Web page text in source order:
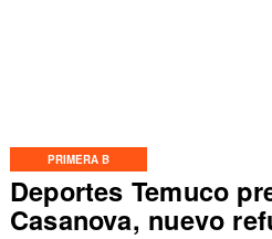
PRIMERA B
Deportes Temuco
Casanova, nuevo